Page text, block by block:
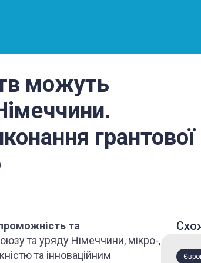
можуть
грантової
та
та уряду Німеччини, мікро-,
та інноваційним